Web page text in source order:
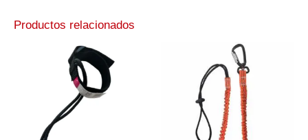
Productos relacionados